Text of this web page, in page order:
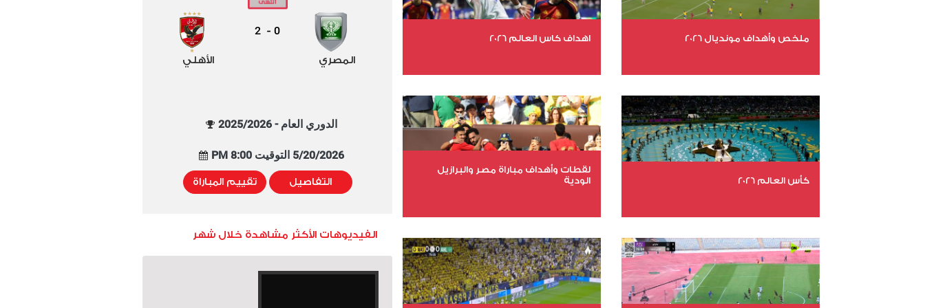
ملخص وأهداف مونديال 2026
عدد المشاهدات 4508
اهداف كاس العالم 2026
عدد المشاهدات 1963
كأس العالم 2026
عدد المشاهدات 10324
لقطات وأهداف مباراة مصر والبرازيل
الودية
عدد المشاهدات 15442
المصري
0
-
2
الأهلي
الدوري العام - 2025/2026
5/20/2026 التوقيت 8:00 PM
التفاصيل تقييم المباراة
الفيديوهات الأكثر مشاهدة خلال شهر